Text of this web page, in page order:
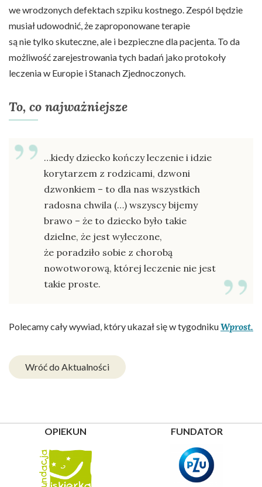
we wrodzonych defektach szpiku kostnego. Zespól będzie
musiał udowodnić, że zaproponowane terapie
są nie tylko skuteczne, ale i bezpieczne dla pacjenta. To da
możliwość zarejestrowania tych badań jako protokoły
leczenia w Europie i Stanach Zjednoczonych.
To, co najważniejsze
…kiedy dziecko kończy leczenie i idzie
korytarzem z rodzicami, dzwoni
dzwonkiem – to dla nas wszystkich
radosna chwila (…) wszyscy bijemy
brawo – że to dziecko było takie
dzielne, że jest wyleczone,
że poradziło sobie z chorobą
nowotworową, której leczenie nie jest
takie proste.
Polecamy cały wywiad, który ukazał się w tygodnikuWprost.
Wróć do Aktualności
OPIEKUN FUNDATOR